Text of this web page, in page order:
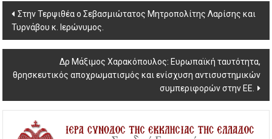
Post
navigation
Στην Τερψιθέα ο Σεβασμιώτατος Μητροπολίτης Λαρίσης και
Τυρνάβου κ. Ιερώνυμος.
Δρ Μάξιμος Χαρακόπουλος: Ευρωπαϊκή ταυτότητα,
θρησκευτικός αποχρωματισμός και ενίσχυση αντισυστημικών
συμπεριφορών στην ΕΕ.